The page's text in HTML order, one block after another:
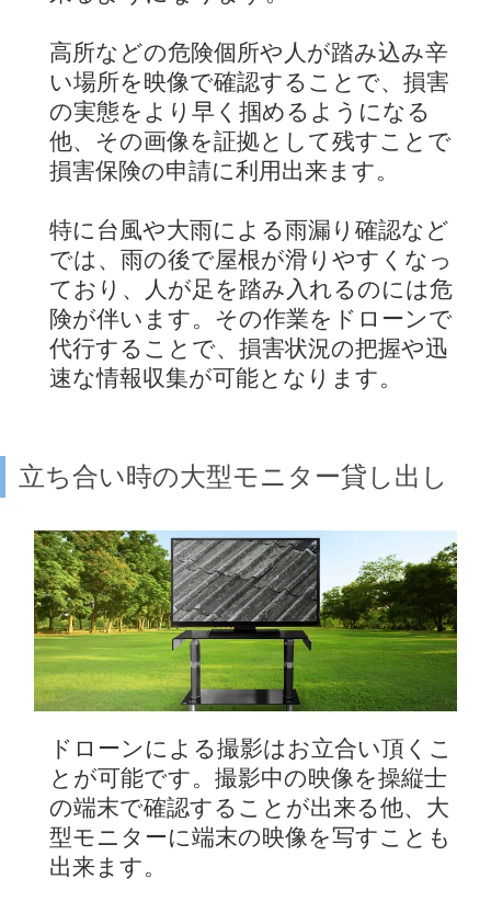
高所などの危険個所や人が踏み込み辛
い場所を映像で確認することで、損害
の実態をより早く掴めるようになる
他、その画像を証拠として残すことで
損害保険の申請に利用出来ます。
特に台風や大雨による雨漏り確認など
では、雨の後で屋根が滑りやすくなっ
ており、人が足を踏み入れるのには危
険が伴います。その作業をドローンで
代行することで、損害状況の把握や迅
速な情報収集が可能となります。
立ち合い時の大型モニター貸し出し
ドローンによる撮影はお立合い頂くこ
とが可能です。撮影中の映像を操縦士
の端末で確認することが出来る他、大
型モニターに端末の映像を写すことも
出来ます。